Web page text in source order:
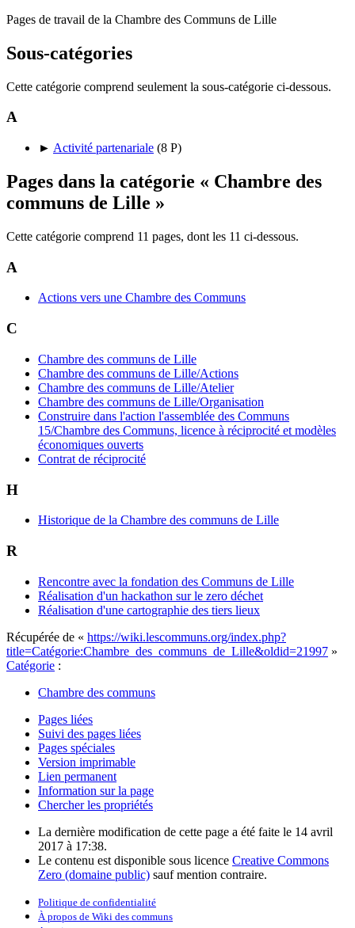
Pages de travail de la Chambre des Communs de Lille
Sous-catégories
Cette catégorie comprend seulement la sous-catégorie ci-dessous.
A
► Activité partenariale (8 P)
Pages dans la catégorie « Chambre des
communs de Lille »
Cette catégorie comprend 11 pages, dont les 11 ci-dessous.
A
Actions vers une Chambre des Communs
C
Chambre des communs de Lille
Chambre des communs de Lille/Actions
Chambre des communs de Lille/Atelier
Chambre des communs de Lille/Organisation
Construire dans l'action l'assemblée des Communs
15/Chambre des Communs, licence à réciprocité et modèles
économiques ouverts
Contrat de réciprocité
H
Historique de la Chambre des communs de Lille
R
Rencontre avec la fondation des Communs de Lille
Réalisation d'un hackathon sur le zero déchet
Réalisation d'une cartographie des tiers lieux
Récupérée de « https://wiki.lescommuns.org/index.php?
title=Catégorie:Chambre_des_communs_de_Lille&oldid=21997 »
Catégorie :
Chambre des communs
Pages liées
Suivi des pages liées
Pages spéciales
Version imprimable
Lien permanent
Information sur la page
Chercher les propriétés
La dernière modification de cette page a été faite le 14 avril
2017 à 17:38.
Le contenu est disponible sous licence Creative Commons
Zero (domaine public) sauf mention contraire.
Politique de confidentialité
À propos de Wiki des communs